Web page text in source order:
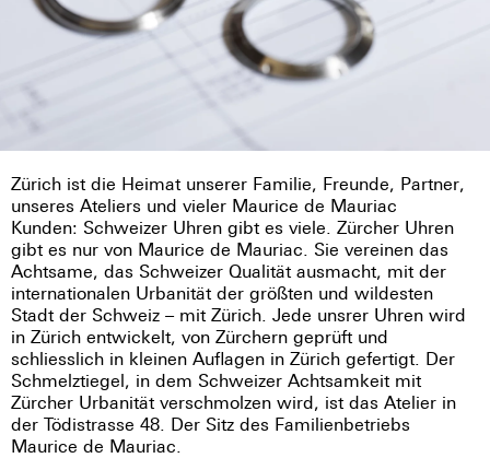
Zürich ist die Heimat unserer Familie, Freunde, Partner,
unseres Ateliers und vieler Maurice de Mauriac
Kunden: Schweizer Uhren gibt es viele. Zürcher Uhren
gibt es nur von Maurice de Mauriac. Sie vereinen das
Achtsame, das Schweizer Qualität ausmacht, mit der
internationalen Urbanität der größten und wildesten
Stadt der Schweiz – mit Zürich. Jede unsrer Uhren wird
in Zürich entwickelt, von Zürchern geprüft und
schliesslich in kleinen Auflagen in Zürich gefertigt. Der
Schmelztiegel, in dem Schweizer Achtsamkeit mit
Zürcher Urbanität verschmolzen wird, ist das Atelier in
der Tödistrasse 48. Der Sitz des Familienbetriebs
Maurice de Mauriac.